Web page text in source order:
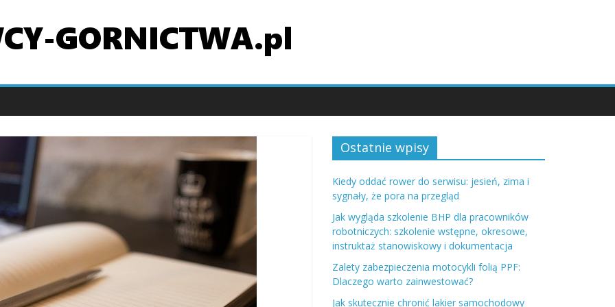
Ostatnie wpisy
Kiedy oddać rower do serwisu: jesień, zima i
sygnały, że pora na przegląd
Jak wygląda szkolenie BHP dla pracowników
robotniczych: szkolenie wstępne, okresowe,
instruktaż stanowiskowy i dokumentacja
Zalety zabezpieczenia motocykli folią PPF:
Dlaczego warto zainwestować?
Jak skutecznie chronić lakier samochodowy